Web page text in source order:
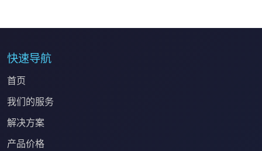
快速导航
首页
我们的服务
解决方案
产品价格